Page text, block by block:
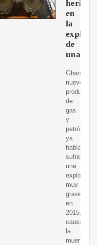
heridos
en
la
de
una
Ghana,
nuevo
productor
de
gas
y
petróleo,
ya
había
sufrido
una
explosión
muy
grave
en
2015,
causando
la
muerte